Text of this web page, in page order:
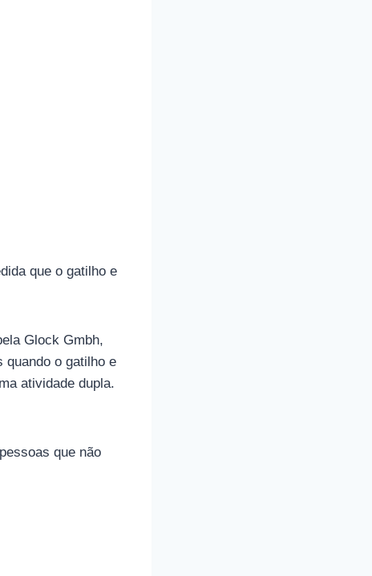
que o gatilho e
Glock Gmbh,
quando o gatilho e
atividade dupla.
que não